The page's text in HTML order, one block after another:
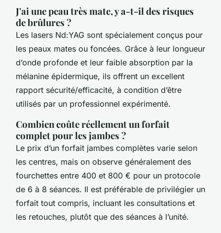
J'ai une peau très mate, y a-t-il des risques
de brûlures ?
Les lasers Nd:YAG sont spécialement conçus pour
les peaux mates ou foncées. Grâce à leur longueur
d’onde profonde et leur faible absorption par la
mélanine épidermique, ils offrent un excellent
rapport sécurité/efficacité, à condition d’être
utilisés par un professionnel expérimenté.
Combien coûte réellement un forfait
complet pour les jambes ?
Le prix d’un forfait jambes complètes varie selon
les centres, mais on observe généralement des
fourchettes entre 400 et 800 € pour un protocole
de 6 à 8 séances. Il est préférable de privilégier un
forfait tout compris, incluant les consultations et
les retouches, plutôt que des séances à l’unité.